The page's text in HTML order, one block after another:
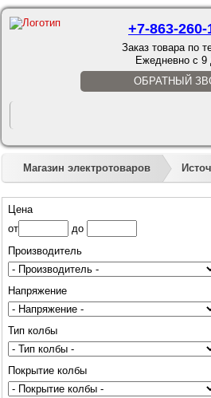
+7-863-260-
Заказ товара по
Ежедневно с 9
ОБРАТНЫЙ
Магазин электротоваров
Цена
от
до
Производитель
Напряжение
Тип колбы
Покрытие колбы